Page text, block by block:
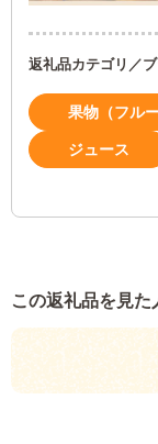
返礼品カテゴリ／
果物（フルー
ジュース
この返礼品を見